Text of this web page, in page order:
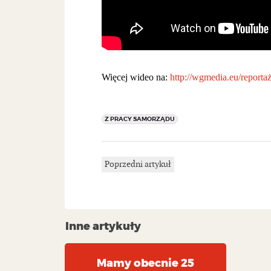
Więcej wideo na: http://wgmedia.eu/
Z PRACY SAMORZĄDU
Poprzedni artykuł
Inne artykuły
Mamy obecnie 25